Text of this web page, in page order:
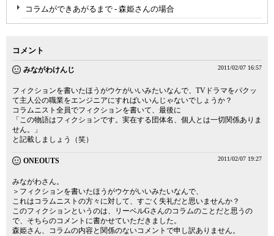
コラムができあがるまで - 森姫さんの場合
コメント
みながわけんじ 2011/02/07 16:57
フィクションを書いたほうがウケがいいみたいなんで、TVドラマをパクッ
て主人公の職業をエンジニアにすればいいんじゃないでしょうか？
コラムニスト全員でフィクションを書いて、最後に
「この物語はフィクションです。実在する団体名、個人とは一切関係ありま
せん。」
と記載しましょう（笑）
ONEOUTS 2011/02/07 19:27
みながわさん。
＞フィクションを書いたほうがウケがいいみたいなんで、
これはコラムニストの方々に対して、すごく失礼だと思いませんか？
このフィクションというのは、リーベルGさんのコラムのことだと思うの
で、そちらのコメントに書かせていただきました。
森姫さん、コラムの内容と関係のないコメントで申し訳ありません。